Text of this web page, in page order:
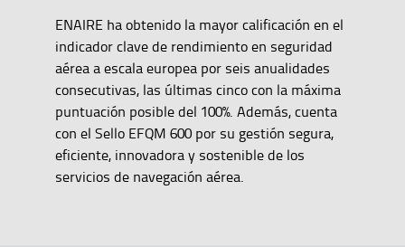
ENAIRE ha obtenido la mayor calificación en el
indicador clave de rendimiento en seguridad
aérea a escala europea por seis anualidades
consecutivas, las últimas cinco con la máxima
puntuación posible del 100%. Además, cuenta
con el Sello EFQM 600 por su gestión segura,
eficiente, innovadora y sostenible de los
servicios de navegación aérea.